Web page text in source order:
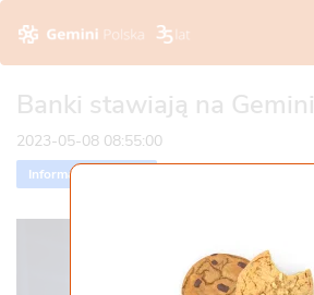
O nas
Wizja i wartości
Historia
Apteki stacjonarne
Banki stawiają na Gemini
2023-05-08 08:55:00
Informacje prasowe